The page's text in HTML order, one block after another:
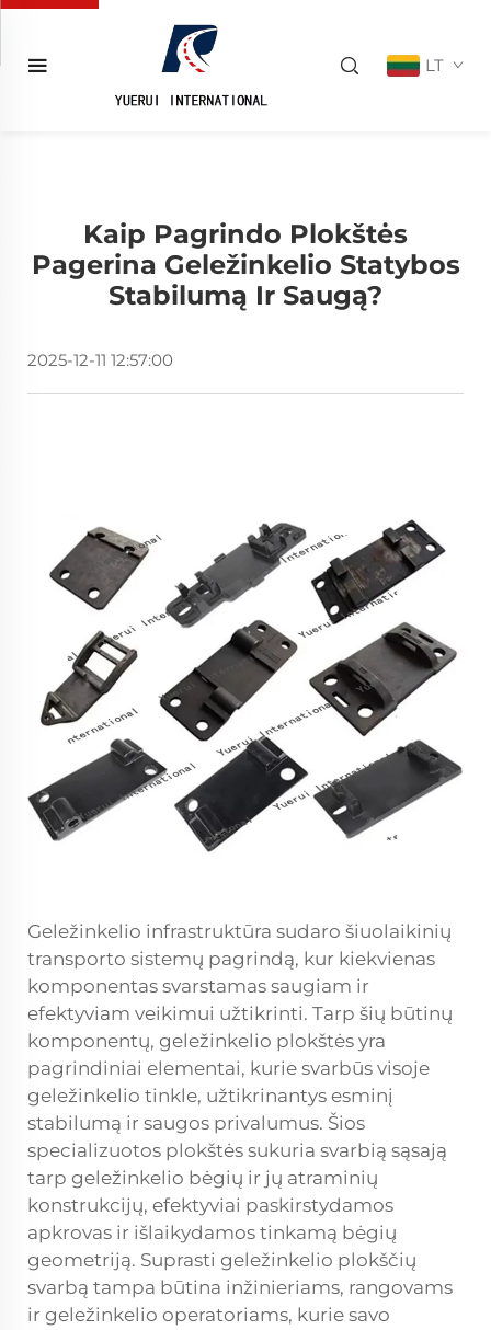
LT
Kaip Pagrindo Plokštės
Pagerina Geležinkelio Statybos
Stabilumą Ir Saugą?
2025-12-11 12:57:00
Geležinkelio infrastruktūra sudaro šiuolaikinių
transporto sistemų pagrindą, kur kiekvienas
komponentas svarstamas saugiam ir
efektyviam veikimui užtikrinti. Tarp šių būtinų
komponentų, geležinkelio plokštės yra
pagrindiniai elementai, kurie svarbūs visoje
geležinkelio tinkle, užtikrinantys esminį
stabilumą ir saugos privalumus. Šios
specializuotos plokštės sukuria svarbią sąsają
tarp geležinkelio bėgių ir jų atraminių
konstrukcijų, efektyviai paskirstydamos
apkrovas ir išlaikydamos tinkamą bėgių
geometriją. Suprasti geležinkelio plokščių
svarbą tampa būtina inžinieriams, rangovams
ir geležinkelio operatoriams, kurie savo